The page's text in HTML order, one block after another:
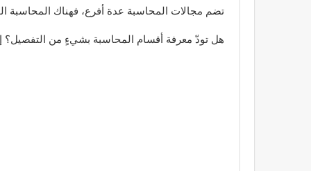
تضم مجالات المحاسبة عدة أفرع، فهناك المحاسبة
هل تودّ معرفة أقسام المحاسبة بشيءٍ من التفصيل؟